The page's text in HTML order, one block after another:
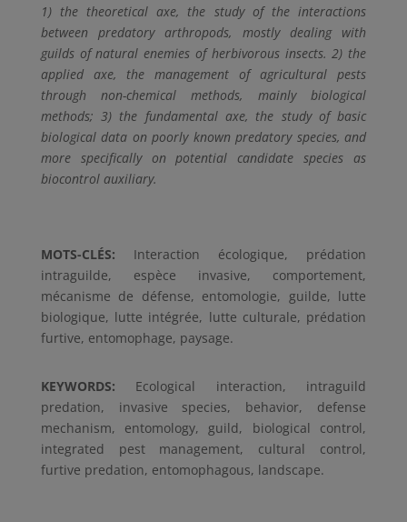
1) the theoretical axe, the study of the interactions
between predatory arthropods, mostly dealing with
guilds of natural enemies of herbivorous insects. 2) the
applied axe, the management of agricultural pests
through non-chemical methods, mainly biological
methods; 3) the fundamental axe, the study of basic
biological data on poorly known predatory species, and
more specifically on potential candidate species as
biocontrol auxiliary.
MOTS-CLÉS: Interaction écologique, prédation
intraguilde, espèce invasive, comportement,
mécanisme de défense, entomologie, guilde, lutte
biologique, lutte intégrée, lutte culturale, prédation
furtive, entomophage, paysage.
KEYWORDS: Ecological interaction, intraguild
predation, invasive species, behavior, defense
mechanism, entomology, guild, biological control,
integrated pest management, cultural control,
furtive predation, entomophagous, landscape.